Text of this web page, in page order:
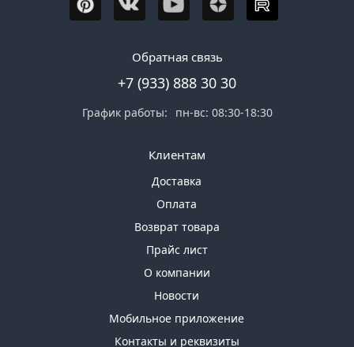
Обратная связь
+7 (933) 888 30 30
График работы: пн-вс: 08:30-18:30
Клиентам
Доставка
Оплата
Возврат товара
Прайс лист
О компании
Новости
Мобильное приложение
Контакты и реквизиты